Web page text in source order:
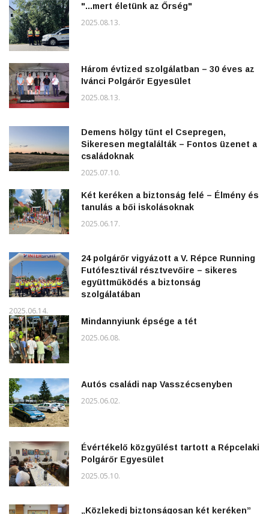
"...mert életünk az Őrség"
2025.08.13.
Három évtized szolgálatban – 30 éves az
Ivánci Polgárőr Egyesület
2025.08.13.
Demens hölgy tűnt el Csepregen,
Sikeresen megtalálták – Fontos üzenet a
családoknak
2025.07.10.
Két keréken a biztonság felé – Élmény és
tanulás a bői iskolásoknak
2025.06.17.
24 polgárőr vigyázott a V. Répce Running
Futófesztivál résztvevőire – sikeres
együttműködés a biztonság
szolgálatában
2025.06.14.
Mindannyiunk épsége a tét
2025.06.08.
Autós családi nap Vasszécsenyben
2025.06.02.
Évértékelő közgyűlést tartott a Répcelaki
Polgárőr Egyesület
2025.05.10.
„Közlekedj biztonságosan két keréken”